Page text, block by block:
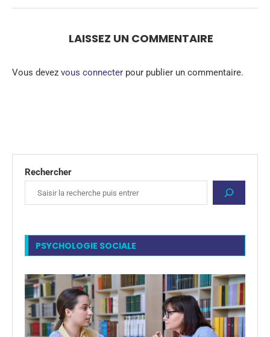
LAISSEZ UN COMMENTAIRE
Vous devez vous connecter pour publier un commentaire.
Rechercher
PSYCHOLOGIE SOCIALE